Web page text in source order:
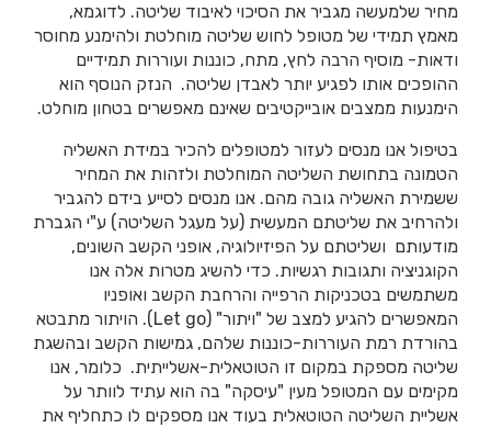
מחיר שלמעשה מגביר את הסיכוי לאיבוד שליטה. לדוגמא,
מאמץ תמידי של מטופל לחוש שליטה מוחלטת ולהימנע מחוסר
ודאות- מוסיף הרבה לחץ, מתח, כוננות ועוררות תמידיים
ההופכים אותו לפגיע יותר לאבדן שליטה. הנזק הנוסף הוא
הימנעות ממצבים אובייקטיבים שאינם מאפשרים בטחון מוחלט.
בטיפול אנו מנסים לעזור למטופלים להכיר במידת האשליה
הטמונה בתחושת השליטה המוחלטת ולזהות את המחיר
ששמירת האשליה גובה מהם. אנו מנסים לסייע בידם להגביר
ולהרחיב את שליטתם המעשית (על מעגל השליטה) ע"י הגברת
מודעותם ושליטתם על הפיזיולוגיה, אופני הקשב השונים,
הקוגניציה ותגובות רגשיות. כדי להשיג מטרות אלה אנו
משתמשים בטכניקות הרפייה והרחבת הקשב ואופניו
המאפשרים להגיע למצב של "ויתור" (Let go). הויתור מתבטא
בהורדת רמת העוררות-כוננות שלהם, גמישות הקשב ובהשגת
שליטה מספקת במקום זו הטוטאלית-אשלייתית. כלומר, אנו
מקימים עם המטופל מעין "עיסקה" בה הוא עתיד לוותר על
אשליית השליטה הטוטאלית בעוד אנו מספקים לו כתחליף את